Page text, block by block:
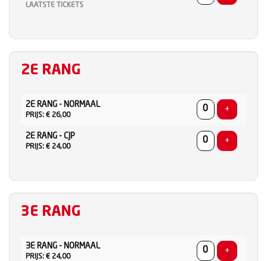
LAATSTE TICKETS
2E RANG
2E RANG - NORMAAL
PRIJS: € 26,00
+
2E RANG - CJP
PRIJS: € 24,00
+
3E RANG
3E RANG - NORMAAL
PRIJS: € 24,00
+